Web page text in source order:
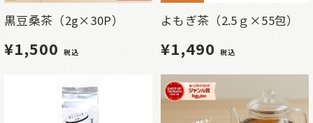
黒豆桑茶（2g×30P）
¥1,500 税込
よもぎ茶（2.5ｇ×55包）
¥1,490 税込